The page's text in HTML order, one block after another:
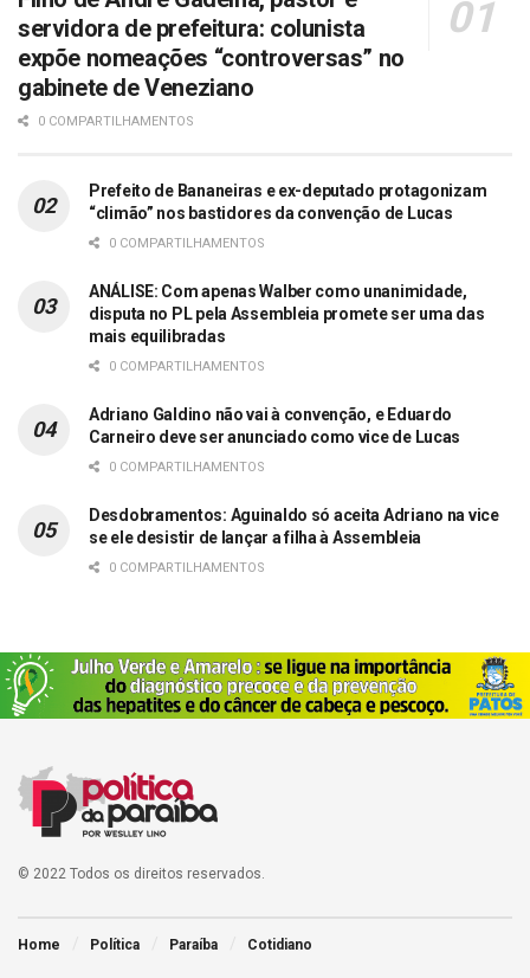
servidora de prefeitura: colunista
expõe nomeações “controversas” no
gabinete de Veneziano
0 COMPARTILHAMENTOS
Prefeito de Bananeiras e ex-deputado protagonizam
“climão” nos bastidores da convenção de Lucas
0 COMPARTILHAMENTOS
ANÁLISE: Com apenas Walber como unanimidade,
disputa no PL pela Assembleia promete ser uma das
mais equilibradas
0 COMPARTILHAMENTOS
Adriano Galdino não vai à convenção, e Eduardo
Carneiro deve ser anunciado como vice de Lucas
0 COMPARTILHAMENTOS
Desdobramentos: Aguinaldo só aceita Adriano na vice
se ele desistir de lançar a filha à Assembleia
0 COMPARTILHAMENTOS
© 2022 Todos os direitos reservados.
Home Política Paraíba Cotidiano